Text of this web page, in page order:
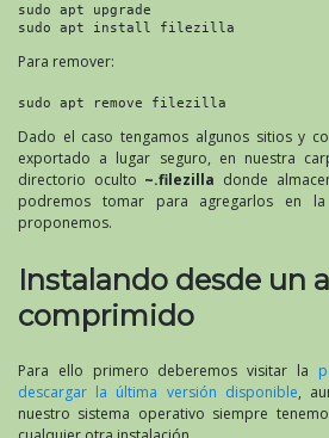
sudo apt upgrade
sudo apt install filezilla
Para remover:
sudo apt remove filezilla
Dado el caso tengamos algunos sitios y
exportado a lugar seguro, en nuestra
directorio oculto ~.filezilla donde
podremos tomar para agregarlos en
proponemos.
Instalando desde un
comprimido
Para ello primero deberemos visitar la
descargar la última versión disponible,
nuestro sistema operativo siempre